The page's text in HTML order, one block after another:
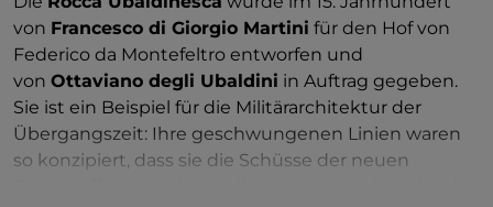
von Francesco di Giorgio Martini für den Hof von
Federico da Montefeltro entworfen und
von Ottaviano degli Ubaldini in Auftrag gegeben.
Sie ist ein Beispiel für die Militärarchitektur der
Übergangszeit: Ihre geschwungenen Linien waren
so konzipiert, dass sie die Schüsse der neuen